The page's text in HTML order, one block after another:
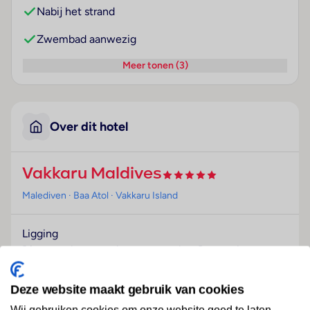
Nabij het strand
Zwembad aanwezig
Meer tonen (3)
Over dit hotel
Vakkaru Maldives
Malediven · Baa Atol · Vakkaru Island
Ligging
Dit resort begroet de gasten op het Baa-atol.
Hotelfaciliteiten
Het vriendelijke personeel aan de receptie is graag bij
Deze website maakt gebruik van cookies